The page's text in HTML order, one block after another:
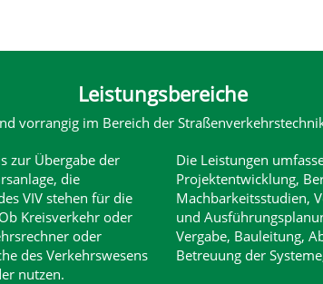
Leistungsbereiche
vorrangig im Bereich der
zur Übergabe der
die
VIV stehen für die
Kreisverkehr oder
oder
des Verkehrswesens
nutzen.
Die Leistungen
Projektentwicklung,
Machbarkeitsstudien,
und
Vergabe, Bauleitung,
Betreuung der